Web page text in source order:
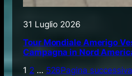
31 Luglio 2026
Tour Mondiale Amerigo
Campagna in Nord
1 2 … 526Pagina successiva